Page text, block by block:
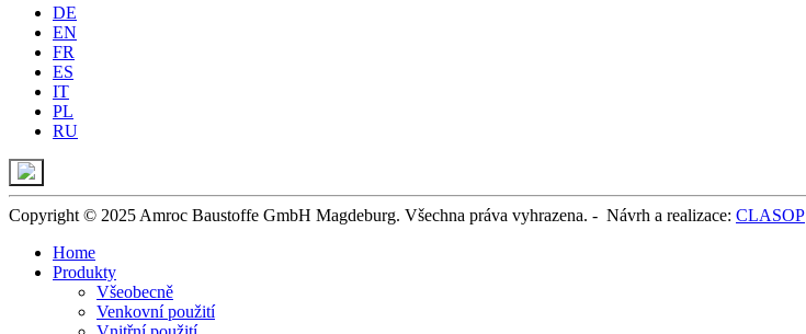
DE
EN
FR
ES
IT
PL
RU
Copyright © 2025 Amroc Baustoffe GmbH Magdeburg. Všechna práva vyhrazena. - Návrh a realizace: CLASOP
Home
Produkty
Všeobecně
Venkovní použití